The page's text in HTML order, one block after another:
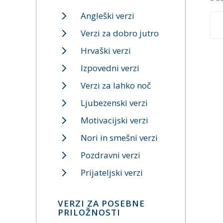
Angleški verzi
Verzi za dobro jutro
Hrvaški verzi
Izpovedni verzi
Verzi za lahko noč
Ljubezenski verzi
Motivacijski verzi
Nori in smešni verzi
Pozdravni verzi
Prijateljski verzi
VERZI ZA POSEBNE
PRILOŽNOSTI